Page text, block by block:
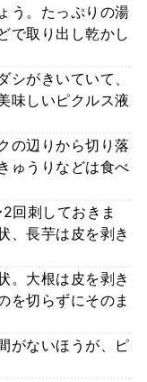
う。たっぷりの湯
で取り出し乾かし
がきいていて、
味しいピクルス液
の辺りから切り落
ゅうりなどは食べ
回刺しておきま
、長芋は皮を剥き
。大根は皮を剥き
を切らずにそのま
がないほうが、ピ